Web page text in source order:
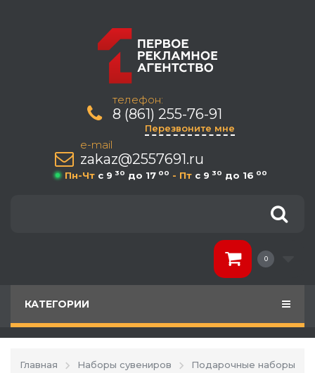
телефон:
8 (861) 255-76-91
Перезвоните мне
e-mail
zakaz@2557691.ru
Пн-Чт c 9 30 до 17 00 - Пт c 9 30 до 16 00
0
КАТЕГОРИИ
Главная Наборы сувениров
Подарочные наборы